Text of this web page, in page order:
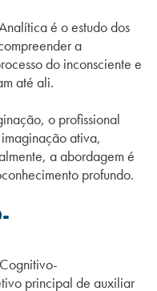
é o estudo dos
a
do inconsciente e
até ali.
o profissional
ativa,
a abordagem é
profundo.
principal de auxiliar